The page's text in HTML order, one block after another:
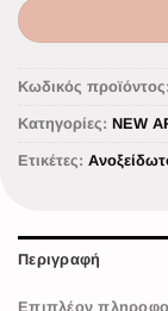
Κωδικός προϊόντος:
Κατηγορίες: NEW
Ετικέτες:
Περιγραφή
Επιπλέον